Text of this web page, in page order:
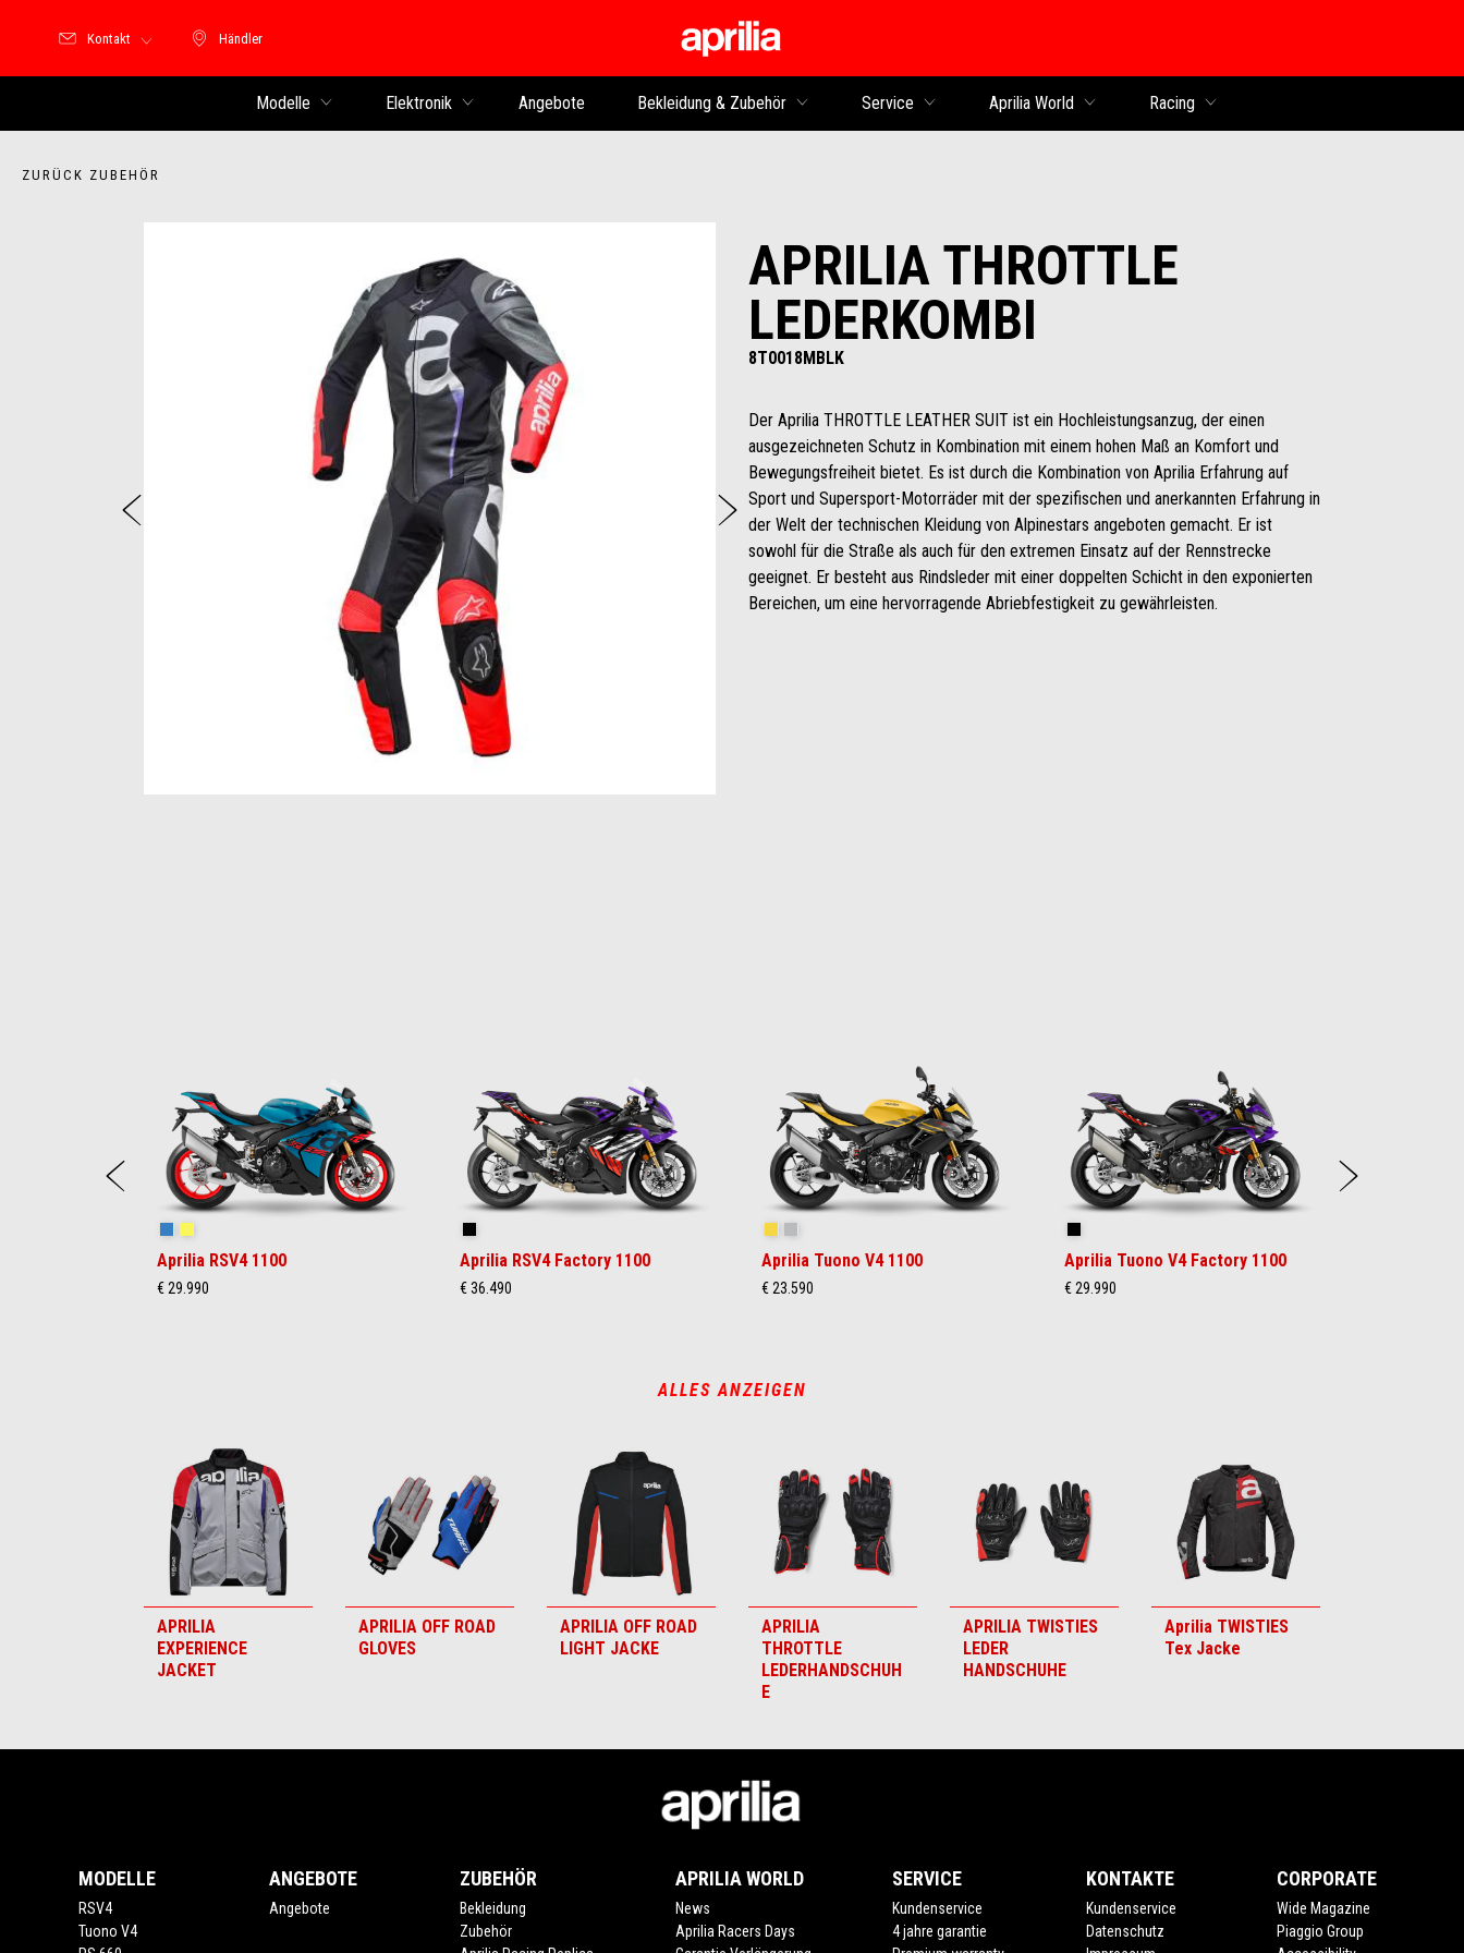
Händler
Händler
Kontakt
Modelle Elektronik Angebote Bekleidung & Zubehör Service Aprilia World Racing
ZURÜCK ZUBEHÖR
APRILIA THROTTLE
LEDERKOMBI
8T0018MBLK
Der Aprilia THROTTLE LEATHER SUIT ist ein Hochleistungsanzug, der einen
ausgezeichneten Schutz in Kombination mit einem hohen Maß an Komfort und
Bewegungsfreiheit bietet. Es ist durch die Kombination von Aprilia Erfahrung auf
Sport und Supersport-Motorräder mit der spezifischen und anerkannten Erfahrung in
der Welt der technischen Kleidung von Alpinestars angeboten gemacht. Er ist
sowohl für die Straße als auch für den extremen Einsatz auf der Rennstrecke
geeignet. Er besteht aus Rindsleder mit einer doppelten Schicht in den exponierten
Bereichen, um eine hervorragende Abriebfestigkeit zu gewährleisten.
weiter
zurück
Aprilia RSV4 1100
€ 29.990
Aprilia RSV4 Factory 1100
€ 36.490
Aprilia Tuono V4 1100
€ 23.590
Aprilia Tuono V4 Factory 1100
€ 29.990
ALLES ANZEIGEN
APRILIA
EXPERIENCE
JACKET
APRILIA OFF ROAD
GLOVES
APRILIA OFF ROAD
LIGHT JACKE
APRILIA
THROTTLE
LEDERHANDSCHUH
E
APRILIA TWISTIES
LEDER
HANDSCHUHE
Aprilia TWISTIES
Tex Jacke
MODELLE
RSV4
Tuono V4
ANGEBOTE
Angebote
ZUBEHÖR
Bekleidung
Zubehör
APRILIA WORLD
News
Aprilia Racers Days
SERVICE
Kundenservice
4 jahre garantie
KONTAKTE
Kundenservice
Datenschutz
CORPORATE
Wide Magazine
Piaggio Group